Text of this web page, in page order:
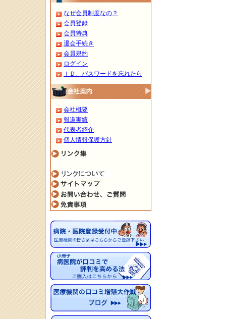
なぜ会員制度なの？
会員登録
会員特典
退会手続き
会員規約
ログイン
ＩＤ、パスワードを忘れたら
会社概要
報道実績
代表者紹介
個人情報保護方針